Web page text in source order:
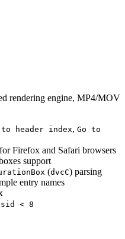
rendering engine, MP4/MOV
to header index, Go to
Firefox and Safari browsers
support
(dvcC) parsing
entry names
< 8